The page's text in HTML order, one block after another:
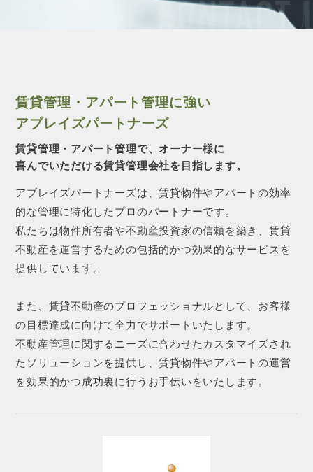
CONTACT
賃貸管理・アパート管理に強い
アブレイズパートナーズ
賃貸管理・アパート管理で、オーナー様に
喜んでいただける賃貸管理会社を目指します。
アブレイズパートナーズは、賃貸物件やアパートの効率
的な管理に特化したプロのパートナーです。
私たちは物件所有者や不動産投資家の信頼を築き、賃貸
不動産を運営するための包括的かつ効果的なサービスを
提供しています。
また、賃貸不動産のプロフェッショナルとして、お客様
の目標達成に向けて全力でサポートいたします。
不動産管理に関するニーズに合わせたカスタマイズされ
たソリューションを提供し、賃貸物件やアパートの運営
を効果的かつ成功裏に行うお手伝いをいたします。